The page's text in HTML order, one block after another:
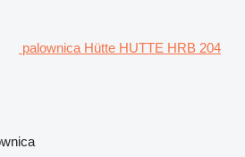
palownica Hütte HUTTE HRB 204